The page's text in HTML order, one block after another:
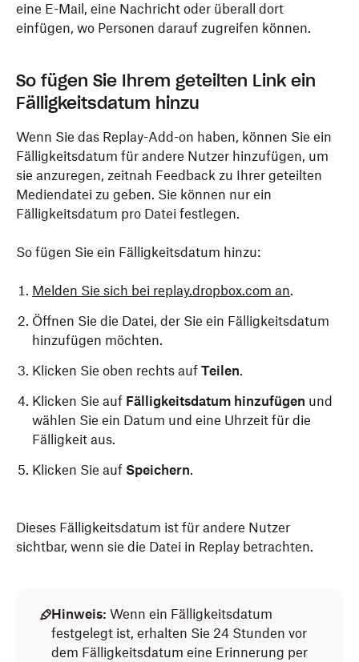
eine E-Mail, eine Nachricht oder überall dort
einfügen, wo Personen darauf zugreifen können.
So fügen Sie Ihrem geteilten Link ein
Fälligkeitsdatum hinzu
Wenn Sie das Replay-Add-on haben, können Sie ein
Fälligkeitsdatum für andere Nutzer hinzufügen, um
sie anzuregen, zeitnah Feedback zu Ihrer geteilten
Mediendatei zu geben. Sie können nur ein
Fälligkeitsdatum pro Datei festlegen.
So fügen Sie ein Fälligkeitsdatum hinzu:
Melden Sie sich bei replay.dropbox.com an.
Öffnen Sie die Datei, der Sie ein Fälligkeitsdatum
hinzufügen möchten.
Klicken Sie oben rechts auf Teilen.
Klicken Sie auf Fälligkeitsdatum hinzufügen und
wählen Sie ein Datum und eine Uhrzeit für die
Fälligkeit aus.
Klicken Sie auf Speichern.
Dieses Fälligkeitsdatum ist für andere Nutzer
sichtbar, wenn sie die Datei in Replay betrachten.
Hinweis: Wenn ein Fälligkeitsdatum
festgelegt ist, erhalten Sie 24 Stunden vor
dem Fälligkeitsdatum eine Erinnerung per